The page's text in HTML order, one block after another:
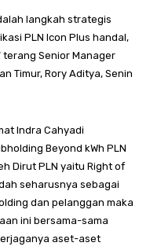
langkah strategis
PLN Icon Plus handal,
Senior Manager
Timur, Rory Aditya, Senin
Indra Cahyadi
Beyond kWh PLN
Dirut PLN yaitu Right of
seharusnya sebagai
dan pelanggan maka
ini bersama-sama
aset-aset